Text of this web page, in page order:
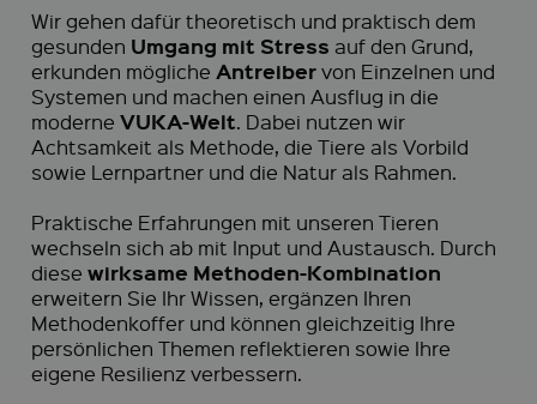
Wir gehen dafür theoretisch und praktisch dem
gesunden Umgang mit Stress auf den Grund,
erkunden mögliche Antreibervon Einzelnen und
Systemen und machen einen Ausflug in die
moderne VUKA-Welt. Dabei nutzen wir
Achtsamkeit als Methode, die Tiere als Vorbild
sowie Lernpartner und die Natur als Rahmen.
Praktische Erfahrungen mit unseren Tieren
wechseln sich ab mit Input und Austausch. Durch
diese wirksame Methoden-Kombination
erweitern Sie Ihr Wissen, ergänzen Ihren
Methodenkoffer und können gleichzeitig Ihre
persönlichen Themen reflektieren sowie Ihre
eigene Resilienz verbessern.